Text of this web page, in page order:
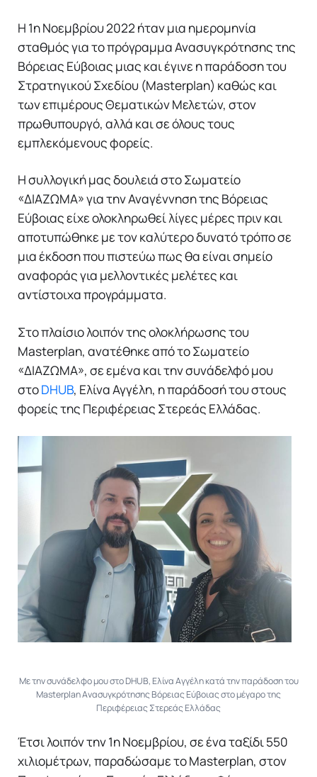
Η 1η Νοεμβρίου 2022 ήταν μια ημερομηνία
σταθμός για το πρόγραμμα Ανασυγκρότησης της
Βόρειας Εύβοιας μιας και έγινε η παράδοση του
Στρατηγικού Σχεδίου (Masterplan) καθώς και
των επιμέρους Θεματικών Μελετών, στον
πρωθυπουργό, αλλά και σε όλους τους
εμπλεκόμενους φορείς.
Η συλλογική μας δουλειά στο Σωματείο
«ΔΙΑΖΩΜΑ» για την Αναγέννηση της Βόρειας
Εύβοιας είχε ολοκληρωθεί λίγες μέρες πριν και
αποτυπώθηκε με τον καλύτερο δυνατό τρόπο σε
μια έκδοση που πιστεύω πως θα είναι σημείο
αναφοράς για μελλοντικές μελέτες και
αντίστοιχα προγράμματα.
Στο πλαίσιο λοιπόν της ολοκλήρωσης του
Masterplan, ανατέθηκε από το Σωματείο
«ΔΙΑΖΩΜΑ», σε εμένα και την συνάδελφό μου
στοDHUB, Ελίνα Αγγέλη, η παράδοσή του στους
φορείς της Περιφέρειας Στερεάς Ελλάδας.
Με την συνάδελφο μου στο DHUB, Ελίνα Αγγέλη κατά την παράδοση του
Masterplan Ανασυγκρότησης Βόρειας Εύβοιας στο μέγαρο της
Περιφέρειας Στερεάς Ελλάδας
Έτσι λοιπόν την 1η Νοεμβρίου, σε ένα ταξίδι 550
χιλιομέτρων, παραδώσαμε το Masterplan, στον